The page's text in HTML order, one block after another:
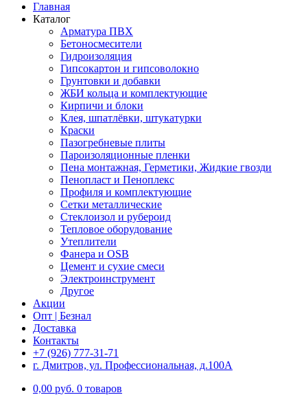
Главная
Каталог
Арматура ПВХ
Бетоносмесители
Гидроизоляция
Гипсокартон и гипсоволокно
Грунтовки и добавки
ЖБИ кольца и комплектующие
Кирпичи и блоки
Клея, шпатлёвки, штукатурки
Краски
Пазогребневые плиты
Пароизоляционные пленки
Пена монтажная, Герметики, Жидкие гвозди
Пенопласт и Пеноплекс
Профиля и комплектующие
Сетки металлические
Стеклоизол и рубероид
Тепловое оборудование
Утеплители
Фанера и OSB
Цемент и сухие смеси
Электроинструмент
Другое
Акции
Опт | Безнал
Доставка
Контакты
+7 (926) 777-31-71
г. Дмитров, ул. Профессиональная, д.100А
0,00 руб. 0 товаров